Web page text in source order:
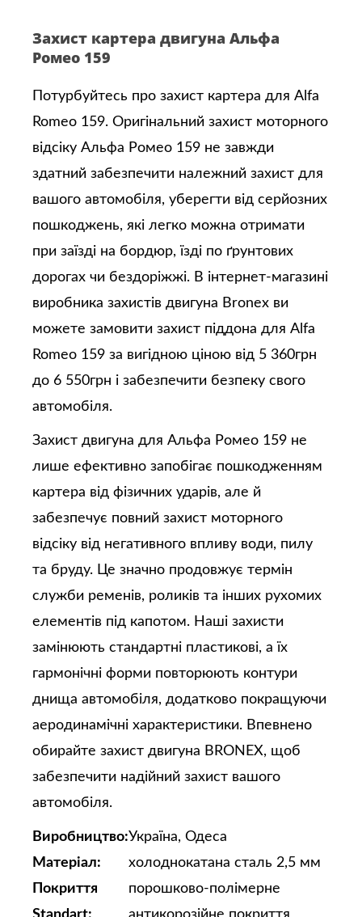
Захист картера двигуна Альфа
Ромео 159
Потурбуйтесь про захист картера для Alfa
Romeo 159. Оригінальний захист моторного
відсіку Альфа Ромео 159 не завжди
здатний забезпечити належний захист для
вашого автомобіля, уберегти від серйозних
пошкоджень, які легко можна отримати
при заїзді на бордюр, їзді по ґрунтових
дорогах чи бездоріжжі. В інтернет-магазині
виробника захистів двигуна Bronex ви
можете замовити захист піддона для Alfa
Romeo 159 за вигідною ціною від 5 360грн
до 6 550грн і забезпечити безпеку свого
автомобіля.
Захист двигуна для Альфа Ромео 159 не
лише ефективно запобігає пошкодженням
картера від фізичних ударів, але й
забезпечує повний захист моторного
відсіку від негативного впливу води, пилу
та бруду. Це значно продовжує термін
служби ременів, роликів та інших рухомих
елементів під капотом. Наші захисти
замінюють стандартні пластикові, а їх
гармонічні форми повторюють контури
днища автомобіля, додатково покращуючи
аеродинамічні характеристики. Впевнено
обирайте захист двигуна BRONEX, щоб
забезпечити надійний захист вашого
автомобіля.
Виробництво:Україна, Одеса
Матеріал:
холоднокатана сталь 2,5 мм
Покриття
порошково-полімерне